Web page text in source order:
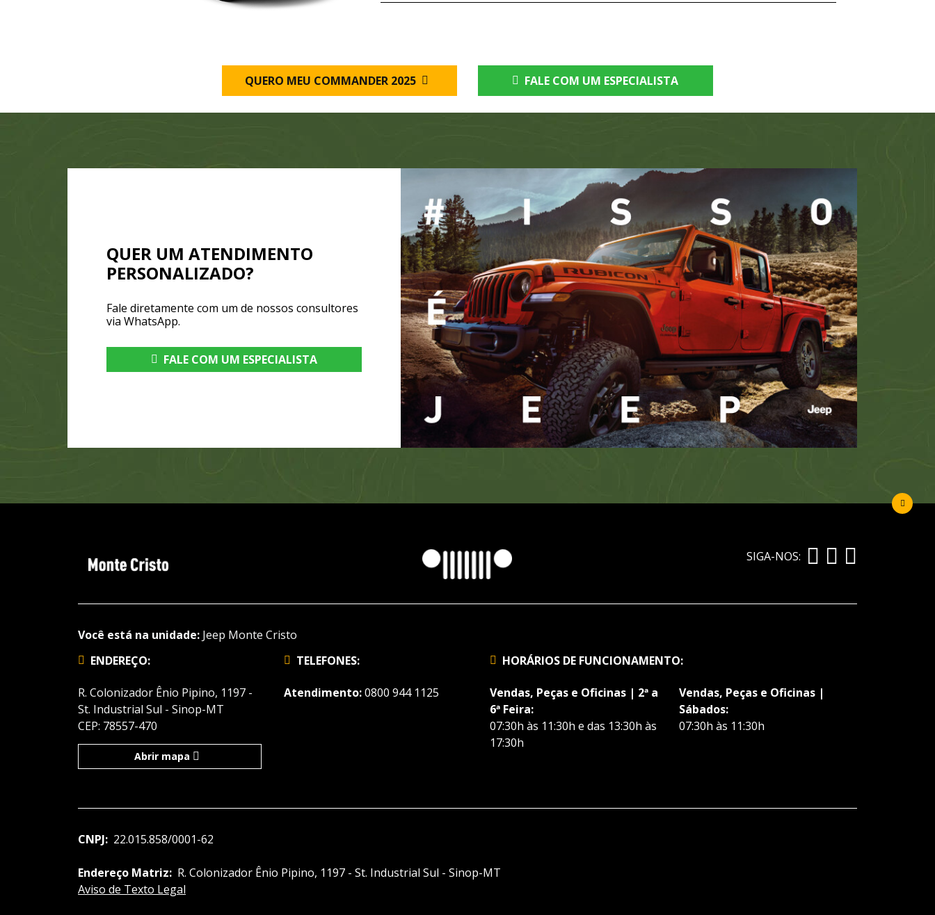
QUERO MEU COMMANDER 2025 FALE COM UM ESPECIALISTA
QUER UM ATENDIMENTO
PERSONALIZADO?
Fale diretamente com um de nossos consultores
via WhatsApp.
FALE COM UM ESPECIALISTA
SIGA-NOS:
Você está na unidade: Jeep Monte Cristo
ENDEREÇO:
R. Colonizador Ênio Pipino, 1197 -
St. Industrial Sul - Sinop-MT
CEP: 78557-470
Abrir mapa
TELEFONES:
Atendimento:0800 944 1125
HORÁRIOS DE FUNCIONAMENTO:
Vendas, Peças e Oficinas | 2ª a
6ª Feira:
07:30h às 11:30h e das 13:30h às
17:30h
Vendas, Peças e Oficinas |
Sábados:
07:30h às 11:30h
CNPJ: 22.015.858/0001-62
Endereço Matriz: R. Colonizador Ênio Pipino, 1197 - St. Industrial Sul - Sinop-MT
Aviso de Texto Legal